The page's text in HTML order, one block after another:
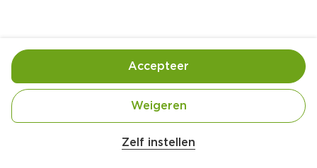
Ingrediënten Bereiding
Zelf instellen
Weigeren
Accepteer